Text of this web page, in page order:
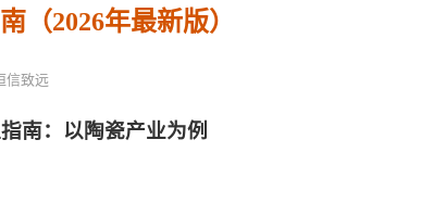
（2026年最新版）
信致远
南：以陶瓷产业为例